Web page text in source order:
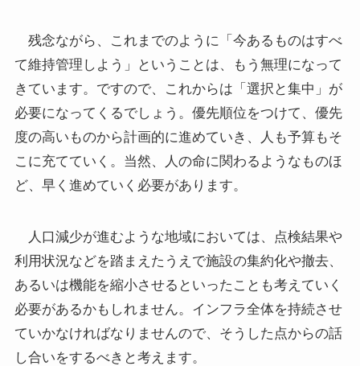
残念ながら、これまでのように「今あるものはすべ
て維持管理しよう」ということは、もう無理になって
きています。ですので、これからは「選択と集中」が
必要になってくるでしょう。優先順位をつけて、優先
度の高いものから計画的に進めていき、人も予算もそ
こに充てていく。当然、人の命に関わるようなものほ
ど、早く進めていく必要があります。
人口減少が進むような地域においては、点検結果や
利用状況などを踏まえたうえで施設の集約化や撤去、
あるいは機能を縮小させるといったことも考えていく
必要があるかもしれません。インフラ全体を持続させ
ていかなければなりませんので、そうした点からの話
し合いをするべきと考えます。